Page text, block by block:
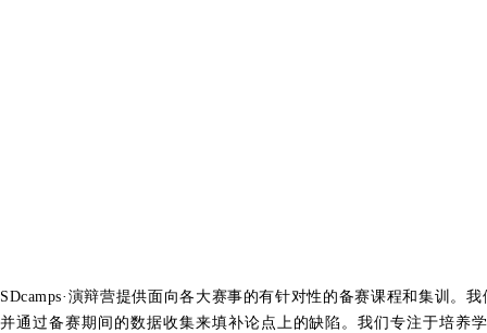
SDcamps·演辩营提供面向各大赛事的有针对性的备赛课程和集训。
并通过备赛期间的数据收集来填补论点上的缺陷。我们专注于培养